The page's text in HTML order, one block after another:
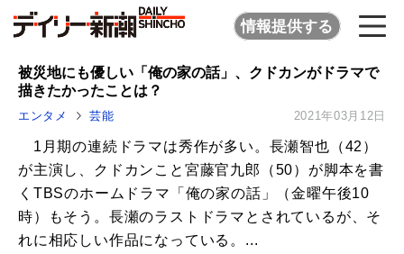
情報提供する
被災地にも優しい「俺の家の話」、クドカンがドラマで
描きたかったことは？
エンタメ 芸能 2021年03月12日
1月期の連続ドラマは秀作が多い。長瀬智也（42）
が主演し、クドカンこと宮藤官九郎（50）が脚本を書
くTBSのホームドラマ「俺の家の話」（金曜午後10
時）もそう。長瀬のラストドラマとされているが、そ
れに相応しい作品になっている。...